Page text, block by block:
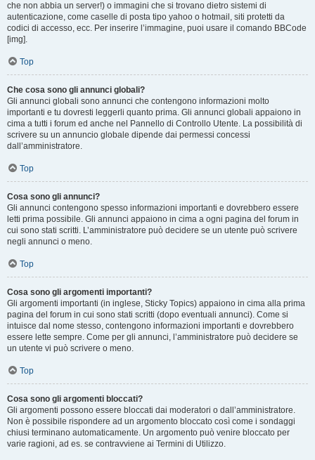
che non abbia un server!) o immagini che si trovano dietro sistemi di
autenticazione, come caselle di posta tipo yahoo o hotmail, siti protetti da
codici di accesso, ecc. Per inserire l’immagine, puoi usare il comando BBCode
[img].
Top
Che cosa sono gli annunci globali?
Gli annunci globali sono annunci che contengono informazioni molto
importanti e tu dovresti leggerli quanto prima. Gli annunci globali appaiono in
cima a tutti i forum ed anche nel Pannello di Controllo Utente. La possibilità di
scrivere su un annuncio globale dipende dai permessi concessi
dall’amministratore.
Top
Cosa sono gli annunci?
Gli annunci contengono spesso informazioni importanti e dovrebbero essere
letti prima possibile. Gli annunci appaiono in cima a ogni pagina del forum in
cui sono stati scritti. L’amministratore può decidere se un utente può scrivere
negli annunci o meno.
Top
Cosa sono gli argomenti importanti?
Gli argomenti importanti (in inglese, Sticky Topics) appaiono in cima alla prima
pagina del forum in cui sono stati scritti (dopo eventuali annunci). Come si
intuisce dal nome stesso, contengono informazioni importanti e dovrebbero
essere lette sempre. Come per gli annunci, l’amministratore può decidere se
un utente vi può scrivere o meno.
Top
Cosa sono gli argomenti bloccati?
Gli argomenti possono essere bloccati dai moderatori o dall’amministratore.
Non è possibile rispondere ad un argomento bloccato così come i sondaggi
chiusi terminano automaticamente. Un argomento può venire bloccato per
varie ragioni, ad es. se contravviene ai Termini di Utilizzo.